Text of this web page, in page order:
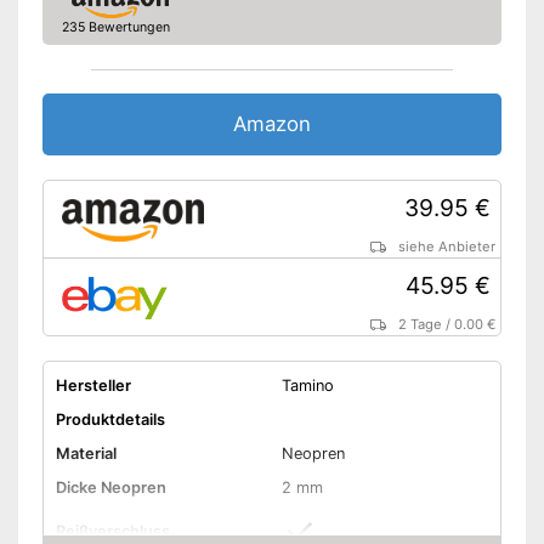
235 Bewertungen
Amazon
39.95 €
siehe Anbieter
45.95 €
2 Tage /0.00 €
Hersteller
Tamino
Produktdetails
Material
Neopren
Dicke Neopren
2 mm
Reißverschluss